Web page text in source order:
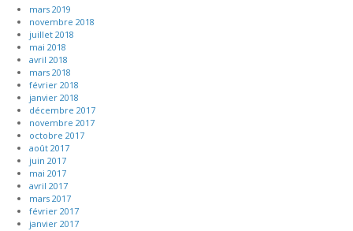
mars 2019
novembre 2018
juillet 2018
mai 2018
avril 2018
mars 2018
février 2018
janvier 2018
décembre 2017
novembre 2017
octobre 2017
août 2017
juin 2017
mai 2017
avril 2017
mars 2017
février 2017
janvier 2017